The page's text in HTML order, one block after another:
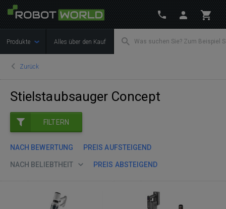
Produkte Alles über den Kauf
Zurück
Stielstaubsauger Concept
FILTERN
NACH BEWERTUNG PREIS AUFSTEIGEND
NACH BELIEBTHEIT PREIS ABSTEIGEND